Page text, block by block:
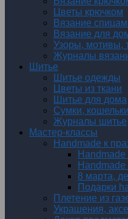
Цветы крючком
Вязание
Вязание для
Узоры, мотивы,
Журналы
Шитье
Шитье одежды
Цветы из ткани
Шитье для дома
Сумки,
Журналы шитье
Мастер-классы
Handmade к
Handmade
8 марта,
Подарки
Плетение из
Украшения,